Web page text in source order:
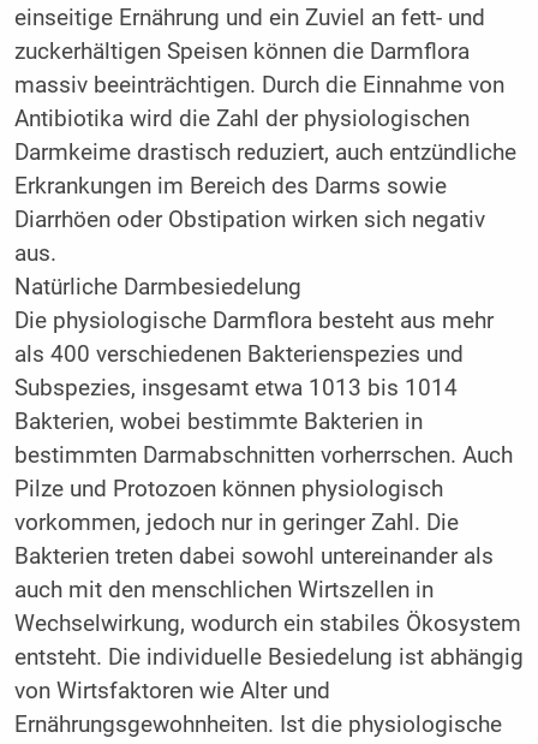
einseitige Ernährung und ein Zuviel an fett- und
zuckerhältigen Speisen können die Darmflora
massiv beeinträchtigen. Durch die Einnahme von
Antibiotika wird die Zahl der physiologischen
Darmkeime drastisch reduziert, auch entzündliche
Erkrankungen im Bereich des Darms sowie
Diarrhöen oder Obstipation wirken sich negativ
aus.
Natürliche Darmbesiedelung
Die physiologische Darmflora besteht aus mehr
als 400 verschiedenen Bakterienspezies und
Subspezies, insgesamt etwa 1013 bis 1014
Bakterien, wobei bestimmte Bakterien in
bestimmten Darmabschnitten vorherrschen. Auch
Pilze und Protozoen können physiologisch
vorkommen, jedoch nur in geringer Zahl. Die
Bakterien treten dabei sowohl untereinander als
auch mit den menschlichen Wirtszellen in
Wechselwirkung, wodurch ein stabiles Ökosystem
entsteht. Die individuelle Besiedelung ist abhängig
von Wirtsfaktoren wie Alter und
Ernährungsgewohnheiten. Ist die physiologische